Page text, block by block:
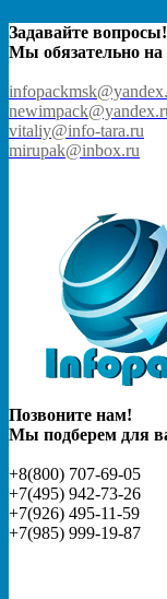
Задавайте вопросы!
Мы обязательно на
vitaliy@info-tara.ru
mirupak@inbox.ru
Позвоните нам!
Мы подберем для
+8(800) 707-69-05
+7(495) 942-73-26
+7(926) 495-11-59
+7(985) 999-19-87